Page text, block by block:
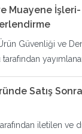
Muayene İşleri-
Güvenliği ve
yayımlanan
Satış
iletilen ve